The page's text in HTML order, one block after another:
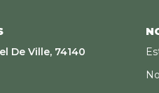
De Ville, 74140